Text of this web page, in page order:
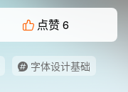
点赞6
字体设计基础